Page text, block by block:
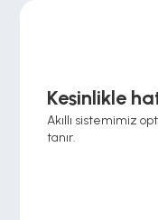
Kesinlikle
Akıllı sistemimiz
tanır.